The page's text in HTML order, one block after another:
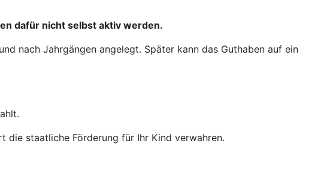
dafür nicht selbst aktiv werden.
nach Jahrgängen angelegt. Später kann das Guthaben auf ein
die staatliche Förderung für Ihr Kind verwahren.